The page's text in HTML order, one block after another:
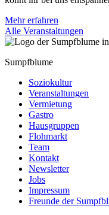
Mehr erfahren
Alle Veranstaltungen
Sumpfblume
Soziokultur
Veranstaltungen
Vermietung
Gastro
Hausgruppen
Flohmarkt
Team
Kontakt
Newsletter
Jobs
Impressum
Freunde der